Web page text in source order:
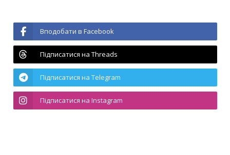
Вподобати в Facebook
Підписатися на Threads
Підписатися на Telegram
Підписатися на Instagram